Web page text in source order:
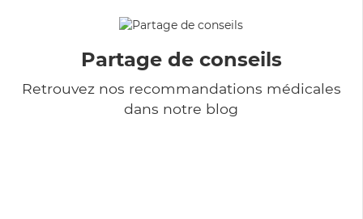
Partage de conseils
Retrouvez nos recommandations médicales
dans notre blog